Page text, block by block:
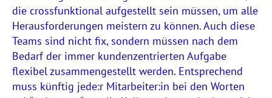
die crossfunktional aufgestellt sein müssen, um alle
Herausforderungen meistern zu können. Auch diese
Teams sind nicht fix, sondern müssen nach dem
Bedarf der immer kundenzentrierten Aufgabe
flexibel zusammengestellt werden. Entsprechend
muss künftig jede:r Mitarbeiter:in bei den Worten